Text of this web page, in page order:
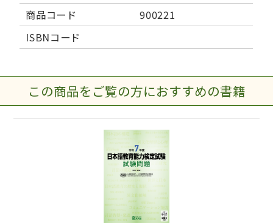
商品コード
900221
ISBNコード
この商品をご覧の方におすすめの書籍